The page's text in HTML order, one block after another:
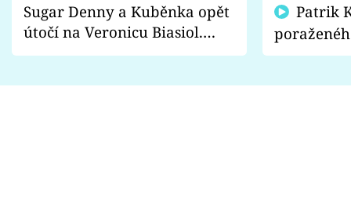
Sugar Denny a Kuběnka opět
útočí na Veronicu Biasiol.
Proč je podle nich falešná a
fanoušci